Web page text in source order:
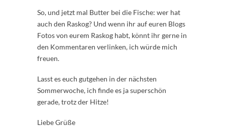
So, und jetzt mal Butter bei die Fische: wer hat
auch den Raskog? Und wenn ihr auf euren Blogs
Fotos von eurem Raskog habt, könnt ihr gerne in
den Kommentaren verlinken, ich würde mich
freuen.
Lasst es euch gutgehen in der nächsten
Sommerwoche, ich finde es ja superschön
gerade, trotz der Hitze!
Liebe Grüße